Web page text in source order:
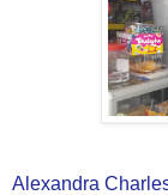
Alexandra